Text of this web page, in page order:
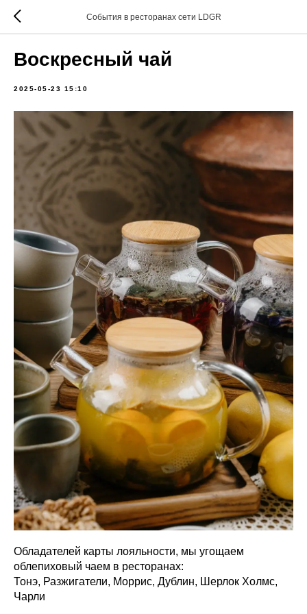
События в ресторанах сети LDGR
Воскресный чай
2025-05-23 15:10
Обладателей карты лояльности, мы угощаем
облепиховый чаем в ресторанах:
Тонэ, Разжигатели, Моррис, Дублин, Шерлок Холмс,
Чарли